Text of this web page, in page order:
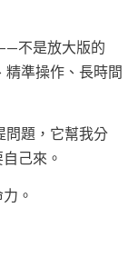
不是放大版的
準操作、長時間
問題，它幫我分
己來。
。